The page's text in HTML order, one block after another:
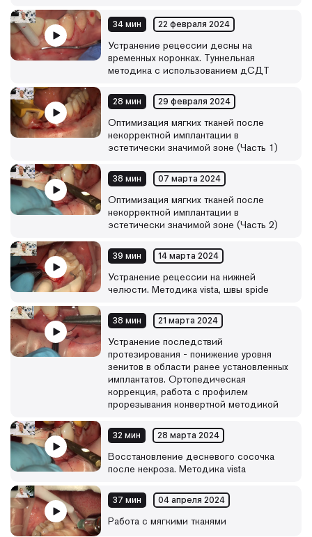
34 мин 22 февраля 2024
Устранение рецессии десны на
временных коронках. Туннельная
методика с использованием дСДТ
28 мин 29 февраля 2024
Оптимизация мягких тканей после
некорректной имплантации в
эстетически значимой зоне (Часть 1)
38 мин 07 марта 2024
Оптимизация мягких тканей после
некорректной имплантации в
эстетически значимой зоне (Часть 2)
39 мин 14 марта 2024
Устранение рецессии на нижней
челюсти. Методика vista, швы spide
38 мин 21 марта 2024
Устранение последствий
протезирования - понижение уровня
зенитов в области ранее установленных
имплантатов. Ортопедическая
коррекция, работа с профилем
прорезывания конвертной методикой
32 мин 28 марта 2024
Восстановление десневого сосочка
после некроза. Методика vista
37 мин 04 апреля 2024
Работа с мягкими тканями